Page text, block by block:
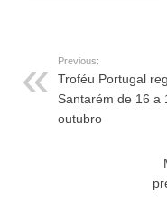
Previous:
Troféu Portugal
Santarém de 16 a
outubro